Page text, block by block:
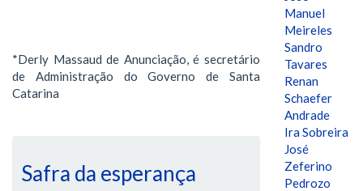
*Derly Massaud de Anunciação, é secretário
de Administração do Governo de Santa
Catarina
Safra da esperança
Manuel
Meireles
Sandro
Tavares
Renan
Schaefer
Andrade
Ira Sobreira
José
Zeferino
Pedrozo